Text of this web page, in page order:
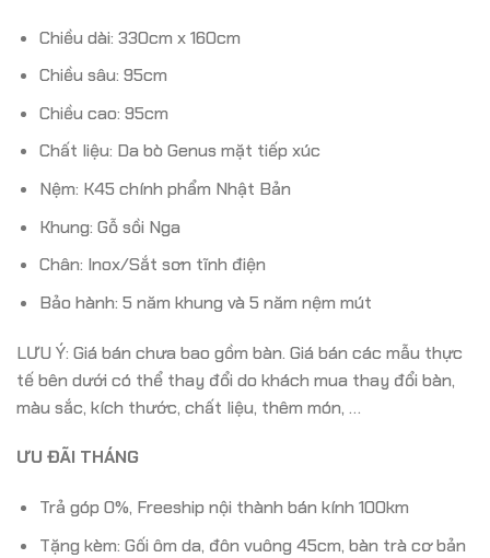
Chiều dài: 330cm x 160cm
Chiều sâu: 95cm
Chiều cao: 95cm
Chất liệu: Da bò Genus mặt tiếp xúc
Nệm: K45 chính phẩm Nhật Bản
Khung: Gỗ sồi Nga
Chân: Inox/Sắt sơn tĩnh điện
Bảo hành: 5 năm khung và 5 năm nệm mút
LƯU Ý: Giá bán chưa bao gồm bàn. Giá bán các mẫu thực
tế bên dưới có thể thay đổi do khách mua thay đổi bàn,
màu sắc, kích thước, chất liệu, thêm món, …
ƯU ĐÃI THÁNG
Trả góp 0%, Freeship nội thành bán kính 100km
Tặng kèm: Gối ôm da, đôn vuông 45cm, bàn trà cơ bản